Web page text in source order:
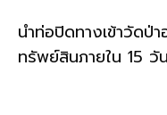
นำท่อปิดทางเข้าวัดป่
ทรัพย์สินภายใน 15 วัน